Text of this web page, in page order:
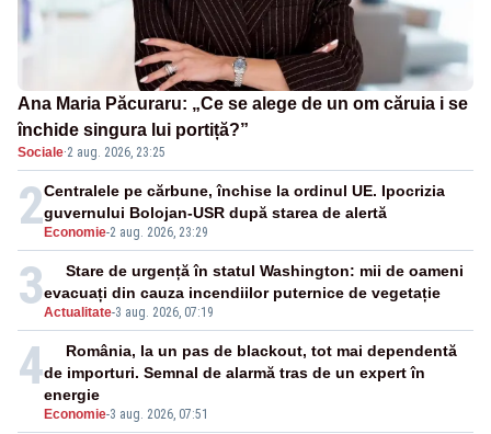
Ana Maria Păcuraru: „Ce se alege de un om căruia i se
închide singura lui portiță?”
Sociale·2 aug. 2026, 23:25
2 Economie-2 aug. 2026, 23:29
Centralele pe cărbune, închise la ordinul UE. Ipocrizia
guvernului Bolojan-USR după starea de alertă
3Actualitate-3 aug. 2026, 07:19
Stare de urgență în statul Washington: mii de oameni
evacuați din cauza incendiilor puternice de vegetație
4
Economie-3 aug. 2026, 07:51
România, la un pas de blackout, tot mai dependentă
de importuri. Semnal de alarmă tras de un expert în
energie